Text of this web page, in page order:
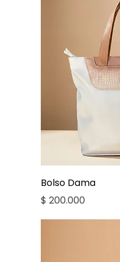
Bolso Dama
Precio
$ 200.000